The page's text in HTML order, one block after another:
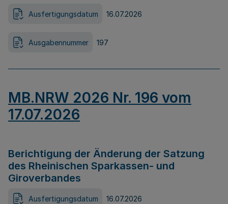
Ausfertigungsdatum 16.07.2026
Ausgabennummer 197
MB.NRW 2026 Nr. 196 vom
17.07.2026
Berichtigung der Änderung der Satzung
des Rheinischen Sparkassen- und
Giroverbandes
Ausfertigungsdatum 16.07.2026